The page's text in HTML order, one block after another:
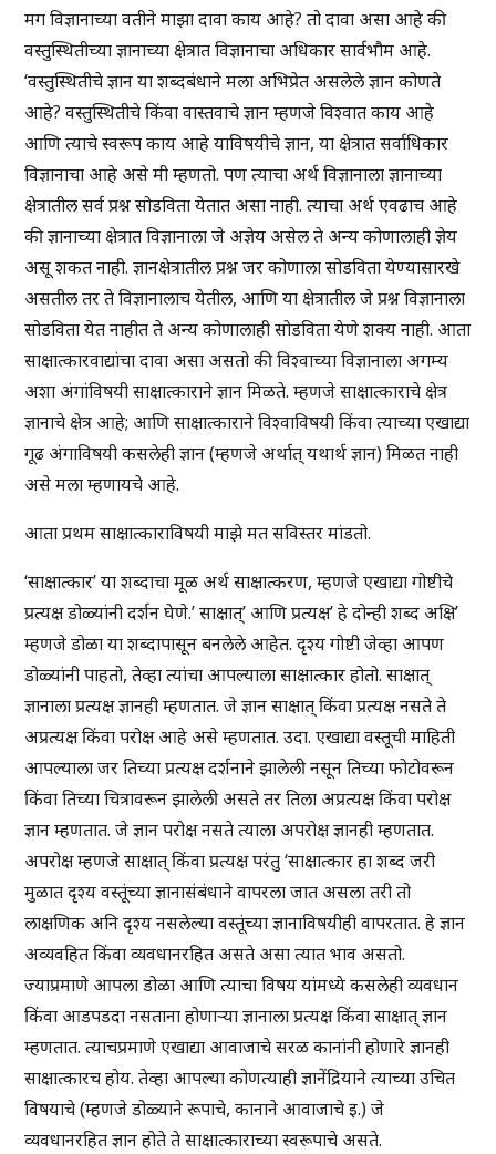
मग विज्ञानाच्या वतीने माझा दावा काय आहे? तो दावा असा आहे की
वस्तुस्थितीच्या ज्ञानाच्या क्षेत्रात विज्ञानाचा अधिकार सार्वभौम आहे.
‘वस्तुस्थितीचे ज्ञान या शब्दबंधाने मला अभिप्रेत असलेले ज्ञान कोणते
आहे? वस्तुस्थितीचे किंवा वास्तवाचे ज्ञान म्हणजे विश्वात काय आहे
आणि त्याचे स्वरूप काय आहे याविषयीचे ज्ञान, या क्षेत्रात सर्वाधिकार
विज्ञानाचा आहे असे मी म्हणतो. पण त्याचा अर्थ विज्ञानाला ज्ञानाच्या
क्षेत्रातील सर्व प्रश्न सोडविता येतात असा नाही. त्याचा अर्थ एवढाच आहे
की ज्ञानाच्या क्षेत्रात विज्ञानाला जे अज्ञेय असेल ते अन्य कोणालाही ज्ञेय
असू शकत नाही. ज्ञानक्षेत्रातील प्रश्न जर कोणाला सोडविता येण्यासारखे
असतील तर ते विज्ञानालाच येतील, आणि या क्षेत्रातील जे प्रश्न विज्ञानाला
सोडविता येत नाहीत ते अन्य कोणालाही सोडविता येणे शक्य नाही. आता
साक्षात्कारवाद्यांचा दावा असा असतो की विश्वाच्या विज्ञानाला अगम्य
अशा अंगांविषयी साक्षात्काराने ज्ञान मिळते. म्हणजे साक्षात्काराचे क्षेत्र
ज्ञानाचे क्षेत्र आहे; आणि साक्षात्काराने विश्वाविषयी किंवा त्याच्या एखाद्या
गूढ अंगाविषयी कसलेही ज्ञान (म्हणजे अर्थात् यथार्थ ज्ञान) मिळत नाही
असे मला म्हणायचे आहे.
आता प्रथम साक्षात्काराविषयी माझे मत सविस्तर मांडतो.
‘साक्षात्कार’ या शब्दाचा मूळ अर्थ साक्षात्करण, म्हणजे एखाद्या गोष्टीचे
प्रत्यक्ष डोळ्यांनी दर्शन घेणे.’ साक्षात्’ आणि प्रत्यक्ष’ हे दोन्ही शब्द अक्षि’
म्हणजे डोळा या शब्दापासून बनलेले आहेत. दृश्य गोष्टी जेव्हा आपण
डोळ्यांनी पाहतो, तेव्हा त्यांचा आपल्याला साक्षात्कार होतो. साक्षात्
ज्ञानाला प्रत्यक्ष ज्ञानही म्हणतात. जे ज्ञान साक्षात् किंवा प्रत्यक्ष नसते ते
अप्रत्यक्ष किंवा परोक्ष आहे असे म्हणतात. उदा. एखाद्या वस्तूची माहिती
आपल्याला जर तिच्या प्रत्यक्ष दर्शनाने झालेली नसून तिच्या फोटोवरून
किंवा तिच्या चित्रावरून झालेली असते तर तिला अप्रत्यक्ष किंवा परोक्ष
ज्ञान म्हणतात. जे ज्ञान परोक्ष नसते त्याला अपरोक्ष ज्ञानही म्हणतात.
अपरोक्ष म्हणजे साक्षात् किंवा प्रत्यक्ष परंतु ‘साक्षात्कार हा शब्द जरी
मुळात दृश्य वस्तूंच्या ज्ञानासंबंधाने वापरला जात असला तरी तो
लाक्षणिक अनि दृश्य नसलेल्या वस्तूंच्या ज्ञानाविषयीही वापरतात. हे ज्ञान
अव्यवहित किंवा व्यवधानरहित असते असा त्यात भाव असतो.
ज्याप्रमाणे आपला डोळा आणि त्याचा विषय यांमध्ये कसलेही व्यवधान
किंवा आडपडदा नसताना होणाऱ्या ज्ञानाला प्रत्यक्ष किंवा साक्षात् ज्ञान
म्हणतात. त्याचप्रमाणे एखाद्या आवाजाचे सरळ कानांनी होणारे ज्ञानही
साक्षात्कारच होय. तेव्हा आपल्या कोणत्याही ज्ञानेंद्रियाने त्याच्या उचित
विषयाचे (म्हणजे डोळ्याने रूपाचे, कानाने आवाजाचे इ.) जे
व्यवधानरहित ज्ञान होते ते साक्षात्काराच्या स्वरूपाचे असते.